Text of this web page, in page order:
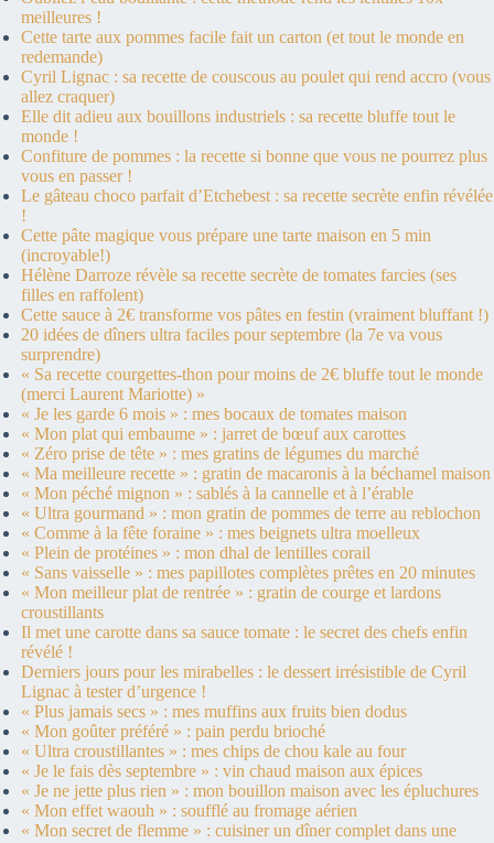
meilleures !
Cette tarte aux pommes facile fait un carton (et tout le monde en
redemande)
Cyril Lignac : sa recette de couscous au poulet qui rend accro (vous
allez craquer)
Elle dit adieu aux bouillons industriels : sa recette bluffe tout le
monde !
Confiture de pommes : la recette si bonne que vous ne pourrez plus
vous en passer !
Le gâteau choco parfait d’Etchebest : sa recette secrète enfin révélée
!
Cette pâte magique vous prépare une tarte maison en 5 min
(incroyable!)
Hélène Darroze révèle sa recette secrète de tomates farcies (ses
filles en raffolent)
Cette sauce à 2€ transforme vos pâtes en festin (vraiment bluffant !)
20 idées de dîners ultra faciles pour septembre (la 7e va vous
surprendre)
« Sa recette courgettes-thon pour moins de 2€ bluffe tout le monde
(merci Laurent Mariotte) »
« Je les garde 6 mois » : mes bocaux de tomates maison
« Mon plat qui embaume » : jarret de bœuf aux carottes
« Zéro prise de tête » : mes gratins de légumes du marché
« Ma meilleure recette » : gratin de macaronis à la béchamel maison
« Mon péché mignon » : sablés à la cannelle et à l’érable
« Ultra gourmand » : mon gratin de pommes de terre au reblochon
« Comme à la fête foraine » : mes beignets ultra moelleux
« Plein de protéines » : mon dhal de lentilles corail
« Sans vaisselle » : mes papillotes complètes prêtes en 20 minutes
« Mon meilleur plat de rentrée » : gratin de courge et lardons
croustillants
Il met une carotte dans sa sauce tomate : le secret des chefs enfin
révélé !
Derniers jours pour les mirabelles : le dessert irrésistible de Cyril
Lignac à tester d’urgence !
« Plus jamais secs » : mes muffins aux fruits bien dodus
« Mon goûter préféré » : pain perdu brioché
« Ultra croustillantes » : mes chips de chou kale au four
« Je le fais dès septembre » : vin chaud maison aux épices
« Je ne jette plus rien » : mon bouillon maison avec les épluchures
« Mon effet waouh » : soufflé au fromage aérien
« Mon secret de flemme » : cuisiner un dîner complet dans une